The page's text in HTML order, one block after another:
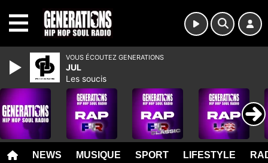
NEWS MUSIQUE SPORT LIFESTYLE
VOUS ÉCOUTEZ GENERATIONS
JUL
Les soucis